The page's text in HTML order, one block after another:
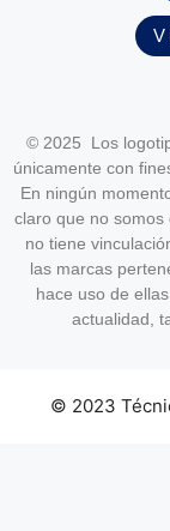
© 2025 Los
únicamente con
En ningún
claro que no somos
no tiene
las marcas
hace uso de
actualidad,
© 2023